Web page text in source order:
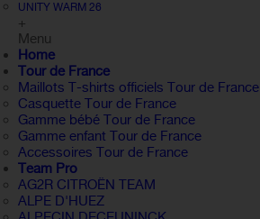
UNITY WARM 26
+
Menu
Home
Tour de France
Maillots T-shirts officiels Tour de France
Casquette Tour de France
Gamme bébé Tour de France
Gamme enfant Tour de France
Accessoires Tour de France
Team Pro
AG2R CITROËN TEAM
ALPE D'HUEZ